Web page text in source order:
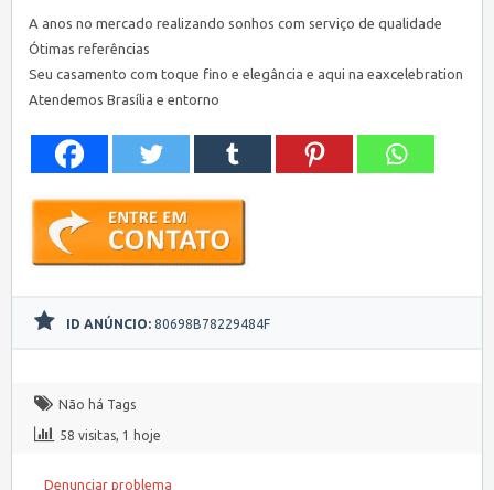
A anos no mercado realizando sonhos com serviço de qualidade
Ótimas referências
Seu casamento com toque fino e elegância e aqui na eaxcelebration
Atendemos Brasília e entorno
ID ANÚNCIO: 80698B78229484F
Não há Tags
58 visitas, 1 hoje
Denunciar problema